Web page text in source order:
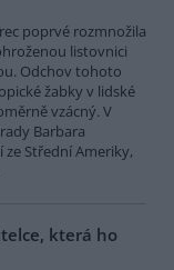
poprvé rozmnožila
listovnici
Odchov tohoto
žabky v lidské
vzácný. V
Barbara
Střední Ameriky,
která ho